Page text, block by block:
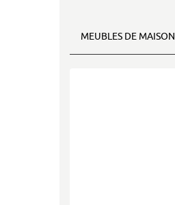
MEUBLES DE MAISON